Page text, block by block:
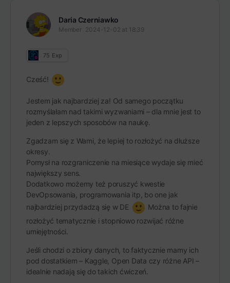
Daria Czerniawko
Member 2024-12-02 at 18:39
75 Exp
Cześć!
Jestem jak najbardziej za! Od samego początku
rozmyślałam nad takimi wyzwaniami – dla mnie jest to
jeden z lepszych sposobów na naukę.
Zgadzam się z Wami, że lepiej to rozłożyć na dłuższe
okresy.
Pomysł na rozgraniczenie na miesiące wydaje się mieć
największy sens.
Dodatkowo możemy też poruszyć kwestie
DevOpsowania, programowania itp, bo one jak
najbardziej przydadzą się w DE
Można to fajnie
rozłożyć tematycznie i stopniowo rozwijać różne
umiejętności.
Jeśli chodzi o zbiory danych, to faktycznie mamy ich
pod dostatkiem – Kaggle, Open Data czy różne API –
idealnie nadają się do takich ćwiczeń.